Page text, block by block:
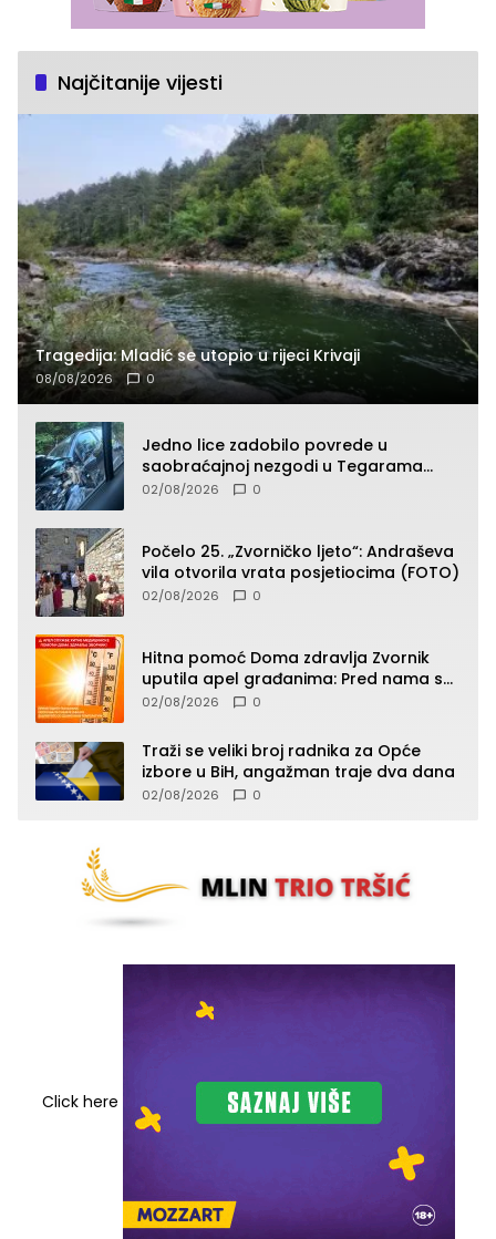
Najčitanije vijesti
Tragedija: Mladić se utopio u rijeci Krivaji
08/08/2026 0
Jedno lice zadobilo povrede u
saobraćajnoj nezgodi u Tegarama
(FOTO)
02/08/2026 0
Počelo 25. „Zvorničko ljeto“: Andraševa
vila otvorila vrata posjetiocima (FOTO)
02/08/2026 0
Hitna pomoć Doma zdravlja Zvornik
uputila apel građanima: Pred nama su
temperature do 40°C, oprez zbog
02/08/2026 0
Traži se veliki broj radnika za Opće
izbore u BiH, angažman traje dva dana
02/08/2026 0
Click here